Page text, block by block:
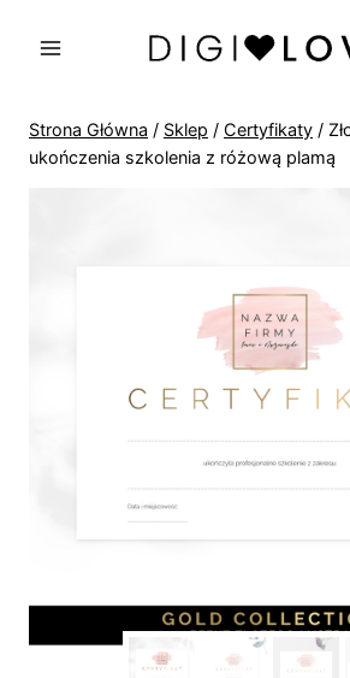
Strona Główna / Sklep / Certyfikaty /
ukończenia szkolenia z różową plamą